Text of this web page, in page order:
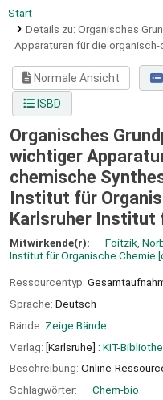
Start
Details zu: Organisches
Apparaturen für die
Normale Ansicht
ISBD
Organisches
wichtiger
chemische
Institut für
Karlsruher Institut
Mitwirkende(r): Foitzik,
Institut für Organische Chemie
Ressourcentyp:
Sprache: Deutsch
Bände: Zeige Bände
Verlag: [Karlsruhe] : KIT-
Beschreibung: Online-
Schlagwörter:
Chem-bio